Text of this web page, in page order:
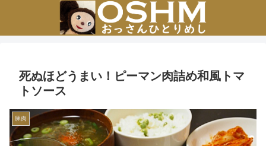
死ぬほどうまい！ピーマン肉詰め和風トマ
トソース
豚肉